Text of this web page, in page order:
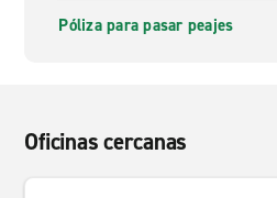
Póliza para pasar peajes
Oficinas cercanas